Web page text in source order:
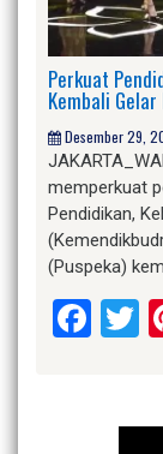
Perkuat
Kembali Gelar
Desember 29,
memperkuat
Pendidikan,
(Puspeka)